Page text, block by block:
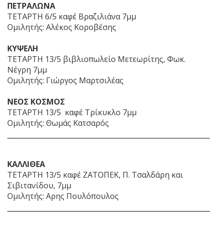
ΠΕΤΡΑΛΩΝΑ
ΤΕΤΑΡΤΗ 6/5 καφέ Βραζιλιάνα 7μμ
Ομιλητής: Αλέκος Κοροβέσης
ΚΥΨΕΛΗ
ΤΕΤΑΡΤΗ 13/5 βιβλιοπωλείο Μετεωρίτης, Φωκ.
Νέγρη 7μμ
Ομιλητής: Γιώργος Μαρτσιλέας
ΝΕΟΣ ΚΟΣΜΟΣ
ΤΕΤΑΡΤΗ 13/5 καφέ Τρίκυκλο 7μμ
Ομιλητής: Θωμάς Κατσαρός
ΚΑΛΛΙΘΕΑ
ΤΕΤΑΡΤΗ 13/5 καφέ ΖΑΤΟΠΕΚ, Π. Τσαλδάρη και
Σιβιτανίδου, 7μμ
Ομιλητής: Αρης Πουλόπουλος